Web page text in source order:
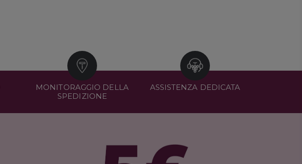
MONITORAGGIO DELLA
SPEDIZIONE
ASSISTENZA DEDICATA